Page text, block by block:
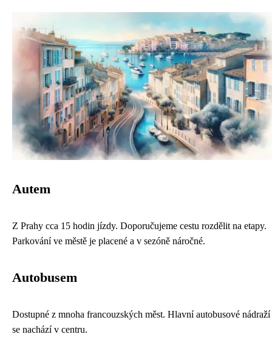
Autem
Z Prahy cca 15 hodin jízdy. Doporučujeme cestu rozdělit na etapy.
Parkování ve městě je placené a v sezóně náročné.
Autobusem
Dostupné z mnoha francouzských měst. Hlavní autobusové nádraží
se nachází v centru.